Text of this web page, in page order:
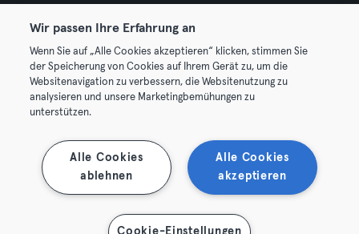
© 2026 Urban Sports Group GmbH. All rights reserved.
Conditions générales Politique de confidentialité
Mentions légales
Se rétracter ici
Wir passen Ihre Erfahrung an
Wenn Sie auf „Alle Cookies akzeptieren“ klicken, stimmen Sie
der Speicherung von Cookies auf Ihrem Gerät zu, um die
Websitenavigation zu verbessern, die Websitenutzung zu
analysieren und unsere Marketingbemühungen zu
unterstützen.
Alle Cookies
akzeptieren
Alle Cookies
ablehnen
Cookie-Einstellungen